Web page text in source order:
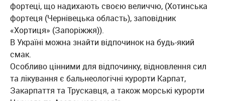
фортеці, що надихають своєю величчю, (Хотинська
фортеця (Чернівецька область), заповідник
«Хортиця» (Запоріжжя)).
В Україні можна знайти відпочинок на будь-який
смак.
Особливо цінними для відпочинку, відновлення сил
та лікування є бальнеологічні курорти Карпат,
Закарпаття та Трускавця, а також морські курорти